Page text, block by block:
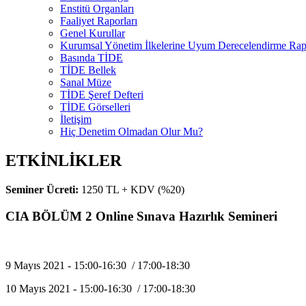
Enstitü Organları
Faaliyet Raporları
Genel Kurullar
Kurumsal Yönetim İlkelerine Uyum Derecelendirme
Basında TİDE
TİDE Bellek
Sanal Müze
TİDE Şeref Defteri
TİDE Görselleri
İletişim
Hiç Denetim Olmadan Olur Mu?
ETKİNLİKLER
Seminer Ücreti: 1250 TL + KDV (%20)
CIA BÖLÜM 2 Online Sınava Hazırlık Semineri
9 Mayıs 2021 - 15:00-16:30 / 17:00-18:30
10 Mayıs 2021 - 15:00-16:30 / 17:00-18:30